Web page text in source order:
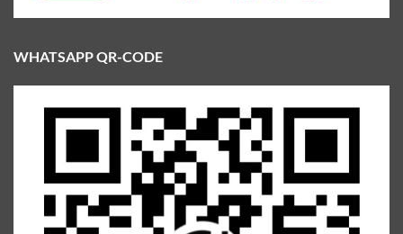
WHATSAPP QR-CODE